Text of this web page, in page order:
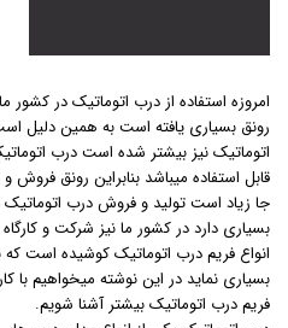
امروزه استفاده از درب اتوماتیک در
رونق بسیاری یافته است به همین دلیل
اتوماتیک نیز بیشتر شده است درب
قابل استفاده میباشد بنابراین رونق فروش
جا زیاد است تولید و فروش درب
بسیاری دارد در کشور ما نیز شرکت و
انواع فریم درب اتوماتیک کوشیده است
بسیاری نماید در این نوشته میخواهیم با
فریم درب اتوماتیک بیشتر آشنا شویم.